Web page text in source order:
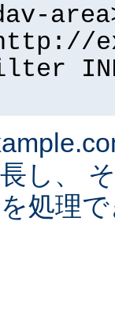
し、
処理